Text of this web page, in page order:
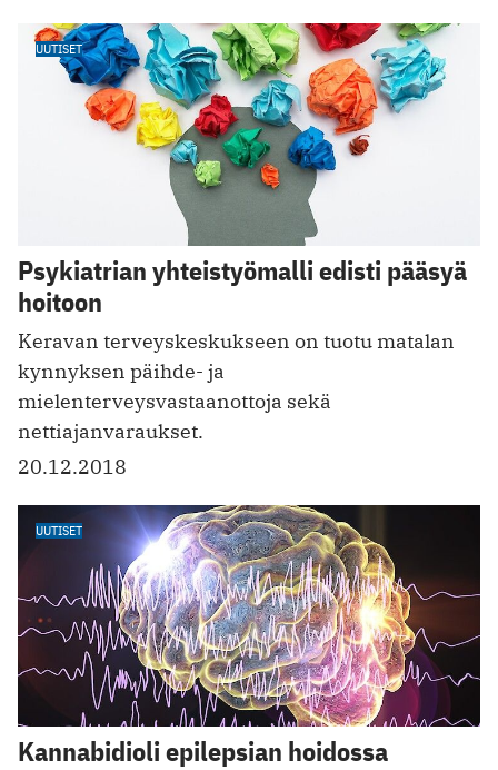
UUTISET
Psykiatrian yhteistyömalli edisti pääsyä
hoitoon
Keravan terveyskeskukseen on tuotu matalan
kynnyksen päihde- ja
mielenterveysvastaanottoja sekä
nettiajanvaraukset.
20.12.2018
UUTISET
Kannabidioli epilepsian hoidossa